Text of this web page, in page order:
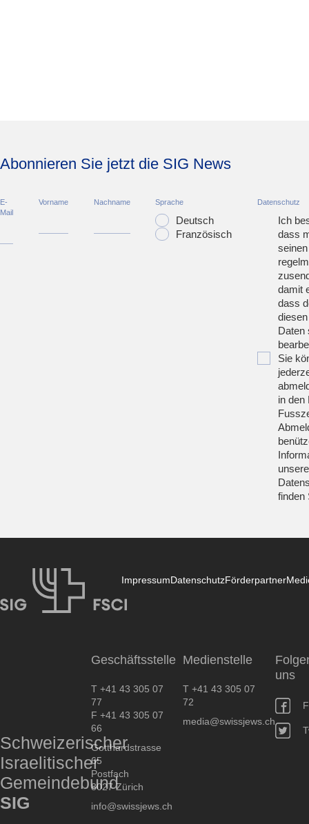
Abonnieren Sie jetzt die SIG News
E-
Mail
Vorname Nachname Sprache
Deutsch
Französisch
Datenschutz
Ich
dass
damit
dass
Daten
Sie
in den
finden
ImpressumDatenschutzFörderpartner
Schweizerischer
Israelitischer
Gemeindebund
SIG
Geschäftsstelle
T +41 43 305 07
77
F +41 43 305 07
66
Gotthardstrasse
65
Postfach
8027 Zürich
info@swissjews.ch
Medienstelle
T +41 43 305 07
72
media@swissjews.ch
uns